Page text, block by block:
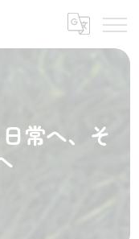
常へ、そ